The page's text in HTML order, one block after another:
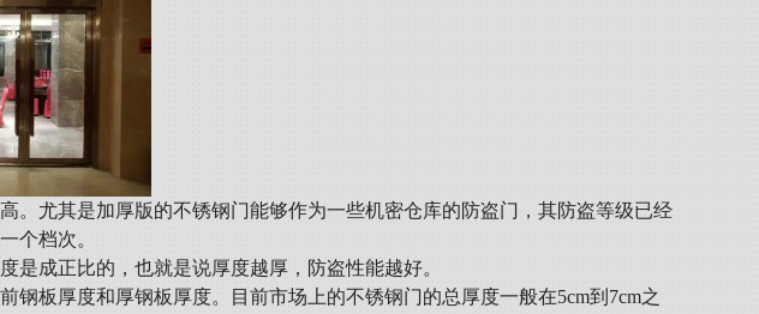
。尤其是加厚版的不锈钢门能够作为一些机密仓库的防盗门，其防盗等级已经
个档次。
成正比的，也就是说厚度越厚，防盗性能越好。
板厚度和厚钢板厚度。目前市场上的不锈钢门的总厚度一般在5cm到7cm之